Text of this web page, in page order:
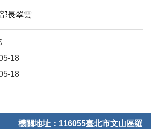
長翠雲
18
18
機關地址：116055臺北市文山區羅